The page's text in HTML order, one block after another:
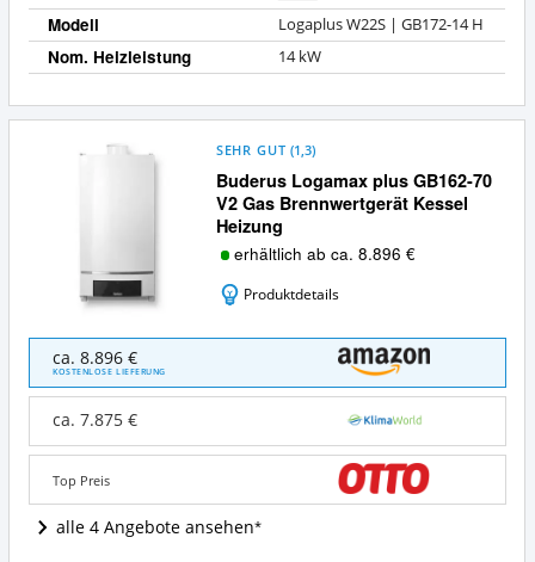
Modell Logaplus W22S | GB172-14 H
Nom. Heizleistung 14 kW
Buderus Logamax plus GB162-70
V2 Gas Brennwertgerät Kessel
Heizung
SEHR GUT (1,3)
erhältlich ab ca. 8.896 €
Produktdetails
Buderus
Logamax
plus
GB162-
V2
Gas
Brennwertgerät
Kessel
Heizung
ca. 8.896 €
KOSTENLOSE LIEFERUNG
ca. 7.875 €
Top Preis
alle 4 Angebote ansehen